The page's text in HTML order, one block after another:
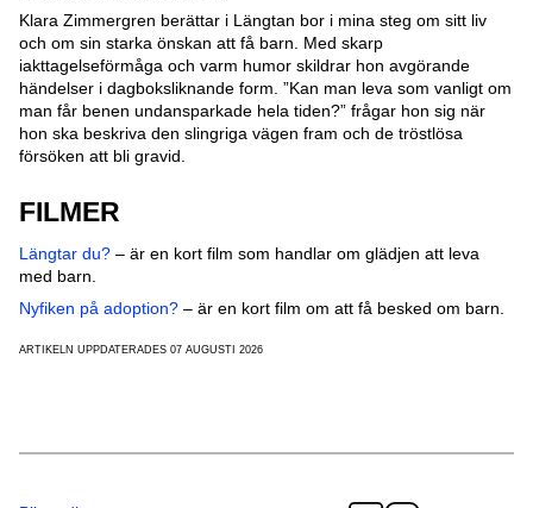
Klara Zimmergren berättar i Längtan bor i mina steg om sitt liv
och om sin starka önskan att få barn. Med skarp
iakttagelseförmåga och varm humor skildrar hon avgörande
händelser i dagboksliknande form. ”Kan man leva som vanligt om
man får benen undansparkade hela tiden?” frågar hon sig när
hon ska beskriva den slingriga vägen fram och de tröstlösa
försöken att bli gravid.
FILMER
Längtar du? – är en kort film som handlar om glädjen att leva
med barn.
Nyfiken på adoption? – är en kort film om att få besked om barn.
ARTIKELN UPPDATERADES 07 AUGUSTI 2026